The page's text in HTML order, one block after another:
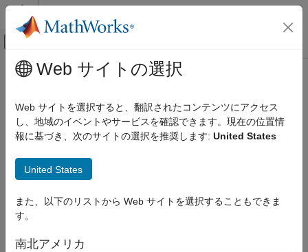
コンテンツへスキップ
オフキャンバス ナビゲーション メ
ドキュメンテーションのホーム
Statistics and Machine Learning Toolbox
回帰
Statistics and Machine Learning Toolbox
分類
モデルの作成と評価
training
メインコンテンツ
training
交差検証用の学習インデックス
構文
idx = training(c,i)
idx = training(c,"all")
説明
Web サイトの選択
Web サイトを選択すると、翻訳されたコンテンツにアクセス
し、地域のイベントやサービスを確認できます。現在の位置情
報に基づき、次のサイトの選択を推奨します: United States
United States
また、以下のリストから Web サイトを選択することもできま
す。
南北アメリカ